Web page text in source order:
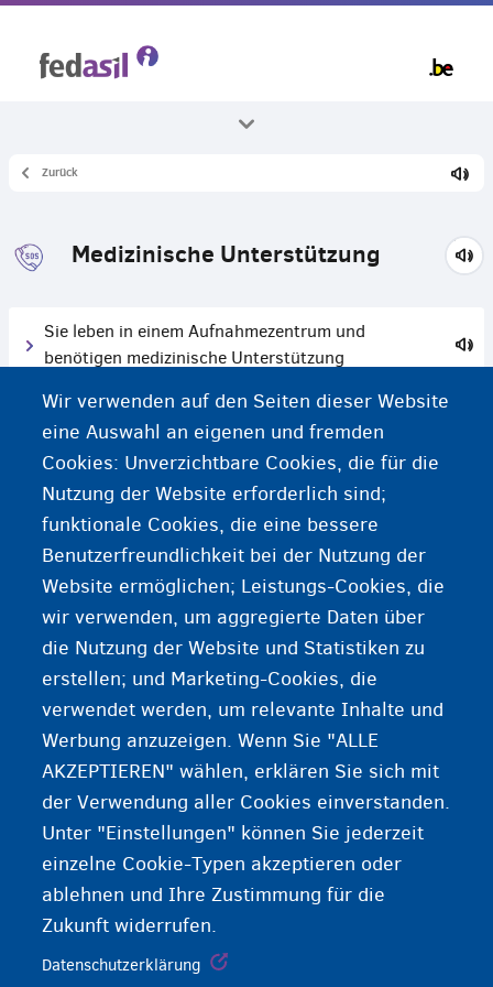
Alle Themenbereiche
Zurück
Medizinische Unterstützung
Sie leben in einem Aufnahmezentrum und
benötigen medizinische Unterstützung
Sie leben nicht in einem Aufnahmezentrum und
benötigen medizinische Unterstützung
Sie haben kein Aufenthaltsrecht und benötigen
medizinische Hilfe
Krankenversicherung
Krätze
Wir verwenden auf den Seiten dieser Website
eine Auswahl an eigenen und fremden
Cookies: Unverzichtbare Cookies, die für die
Nutzung der Website erforderlich sind;
funktionale Cookies, die eine bessere
Benutzerfreundlichkeit bei der Nutzung der
Website ermöglichen; Leistungs-Cookies, die
wir verwenden, um aggregierte Daten über
die Nutzung der Website und Statistiken zu
erstellen; und Marketing-Cookies, die
verwendet werden, um relevante Inhalte und
Werbung anzuzeigen. Wenn Sie "ALLE
AKZEPTIEREN" wählen, erklären Sie sich mit
der Verwendung aller Cookies einverstanden.
Unter "Einstellungen" können Sie jederzeit
einzelne Cookie-Typen akzeptieren oder
ablehnen und Ihre Zustimmung für die
Zukunft widerrufen.
Datenschutzerklärung